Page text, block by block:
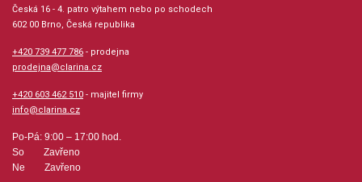
Česká 16 - 4. patro výtahem nebo po schodech
602 00 Brno, Česká republika
+420 739 477 786 - prodejna
prodejna@clarina.cz
+420 603 462 510 - majitel firmy
info@clarina.cz
Po-Pá: 9:00 – 17:00 hod.
So Zavřeno
Ne Zavřeno